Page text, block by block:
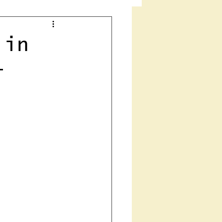
Heilung
in